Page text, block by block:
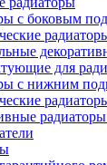
c боковым
для
c нижним